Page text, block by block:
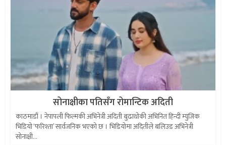
सोनाक्षीका पतिसँग रोमान्टिक अदिती
काठमाडौं । नेपापली फिल्मकी अभिनेत्री अदिती बुढाथोकी अभिनित हिन्दी म्युजिक
भिडियो ‘फरिश्ता’ सार्वजनिक भएको छ । भिडियोमा अदितीले बलिउड अभिनेत्री
सोनाक्षी...